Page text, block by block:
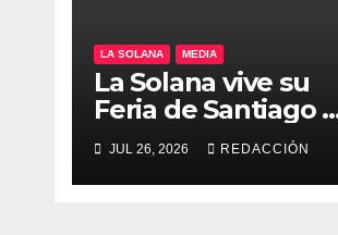
LA SOLANA MEDIA
La Solana vive su
Feria de Santiago y
Santa Ana 2026
JUL 26, 2026 REDACCIÓN